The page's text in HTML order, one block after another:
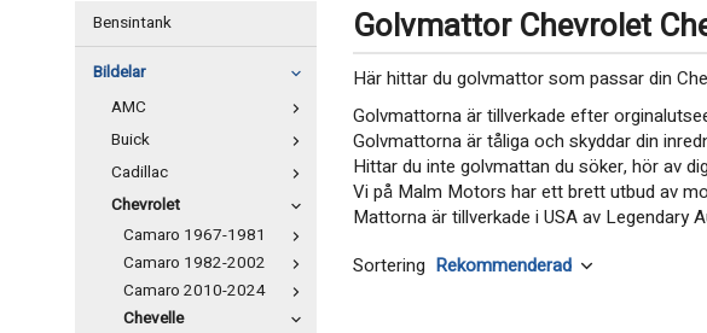
Bensintank
Bildelar
AMC
Buick
Cadillac
Chevrolet
Camaro 1967-1981
Camaro 1982-2002
Camaro 2010-2024
Chevelle
Golvmattor Chevrolet
Här hittar du golvmattor som passar din
Golvmattorna är tillverkade efter
Golvmattorna är tåliga och skyddar din
Hittar du inte golvmattan du söker, hör av
Vi på Malm Motors har ett brett utbud av
Mattorna är tillverkade i USA av Legendary
Sortering